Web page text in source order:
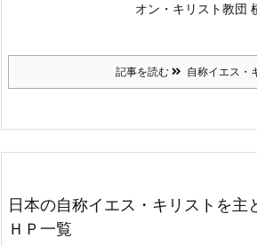
オン・キリスト教団
記事を読む 自称イエス・
日本の自称イエス・キリストを主
ＨＰ一覧